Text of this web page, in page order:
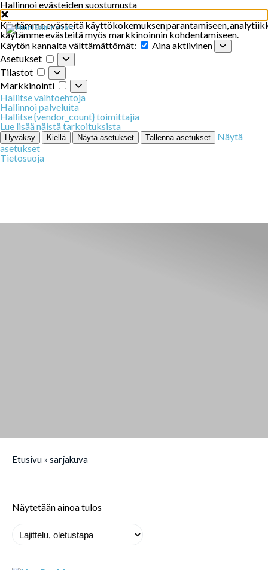
Hallinnoi evästeiden suostumusta
Käytämmeevästeitäkäyttökokemuksenparantamiseen,
käytämme evästeitä myös markkinoinnin kohdentamiseen.
Käytön kannalta välttämättömät:
Käytön
kannalta
Aina aktiivinen
Asetukset
Asetukset
Tilastot
Tilastot
Markkinointi
Markkinointi
Hallitse vaihtoehtoja
Hallinnoi palveluita
Hallitse {vendor_count} toimittajia
Lue lisää näistä tarkoituksista
Hyväksy Kiellä Näytä asetukset Tallenna asetukset
Näytä
asetukset
Tietosuoja
Etusivu » sarjakuva
Näytetään ainoa tulos